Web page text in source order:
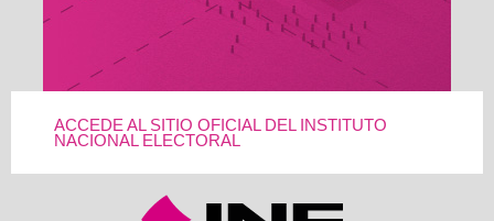
ACCEDE AL SITIO OFICIAL DEL INSTITUTO
NACIONAL ELECTORAL